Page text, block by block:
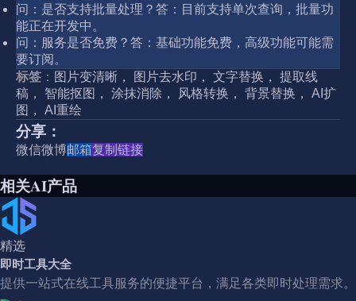
问：是否支持批量处理？答：目前支持单次查询，批量功
能正在开发中。
问：服务是否免费？答：基础功能免费，高级功能可能需
要订阅。
标签 ： 图片变清晰， 图片去水印， 文字替换， 提取线
稿， 智能抠图， 涂抹消除， 风格转换， 背景替换， AI扩
图， AI重绘
分享：
微信微博邮箱复制链接
相关AI产品
精选
即时工具大全
提供一站式在线工具服务的便捷平台，满足各类即时处理需求。